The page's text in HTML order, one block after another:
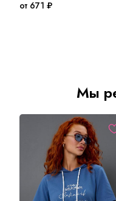
от 671 ₽
Мы